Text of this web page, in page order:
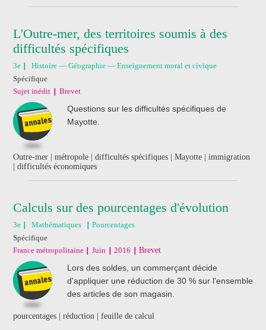
L'Outre-mer, des territoires soumis à des
difficultés spécifiques
3e
Histoire — Géographie — Enseignement moral et civique
Spécifique
Sujet inédit
Brevet
Questions sur les difficultés spécifiques de
Mayotte.
Outre-mer | métropole | difficultés spécifiques | Mayotte | immigration
| difficultés économiques
Calculs sur des pourcentages d'évolution
3e Mathématiques
Pourcentages
Spécifique
France métropolitaine
Juin 2016 Brevet
Lors des soldes, un commerçant décide
d'appliquer une réduction de 30 % sur l'ensemble
des articles de son magasin.
pourcentages | réduction | feuille de calcul